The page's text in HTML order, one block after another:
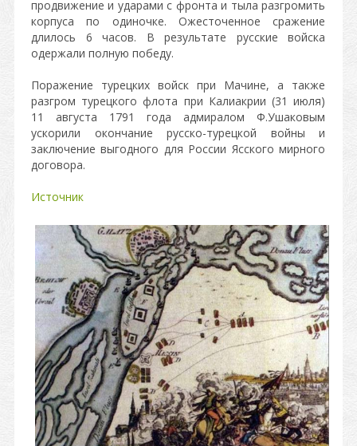
продвижение и ударами с фронта и тыла разгромить
корпуса по одиночке. Ожесточенное сражение
длилось 6 часов. В результате русские войска
одержали полную победу.
Поражение турецких войск при Мачине, а также
разгром турецкого флота при Калиакрии (31 июля)
11 августа 1791 года адмиралом Ф.Ушаковым
ускорили окончание русско-турецкой войны и
заключение выгодного для России Ясского мирного
договора.
Источник